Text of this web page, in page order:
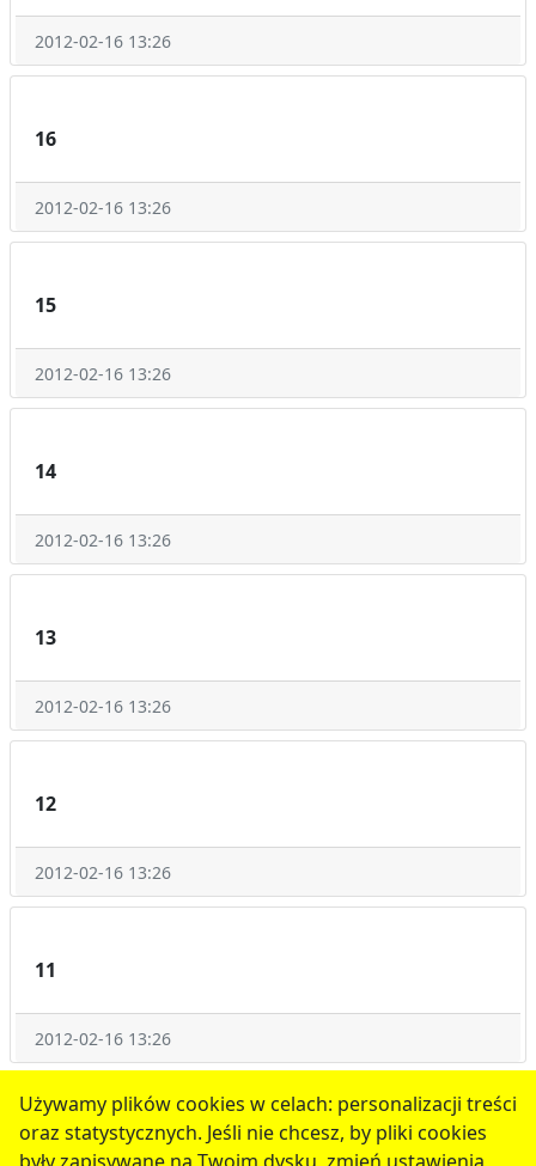
Używamy plików cookies w celach: personalizacji treści
oraz statystycznych. Jeśli nie chcesz, by pliki cookies
2012-02-16 13:26
16
2012-02-16 13:26
15
2012-02-16 13:26
14
2012-02-16 13:26
13
2012-02-16 13:26
12
2012-02-16 13:26
11
2012-02-16 13:26
1 2 3 następne
serwis jest częścią portalu miejskiegowww.chojnow.eu